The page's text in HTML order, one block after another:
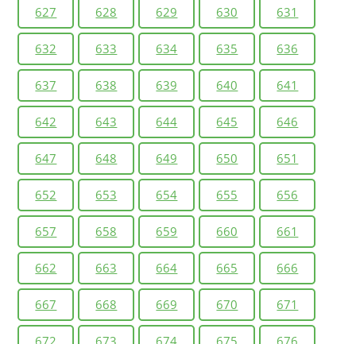
627 628 629 630 631
632 633 634 635 636
637 638 639 640 641
642 643 644 645 646
647 648 649 650 651
652 653 654 655 656
657 658 659 660 661
662 663 664 665 666
667 668 669 670 671
672 673 674 675 676